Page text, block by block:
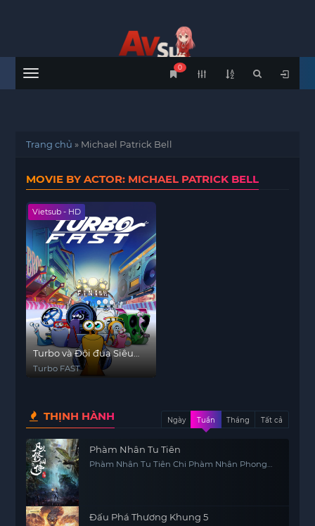
Menu
0
Trang chủ » Michael Patrick Bell
MOVIE BY ACTOR: MICHAEL PATRICK BELL
Vietsub - HD
Turbo và Đội đua Siêu
tốc
Turbo FAST
THỊNH HÀNH Ngày Tuần Tháng Tất cả
Phàm Nhân Tu Tiên
Phàm Nhân Tu Tiên Chi Phàm Nhân Phong
Đấu Phá Thương Khung 5